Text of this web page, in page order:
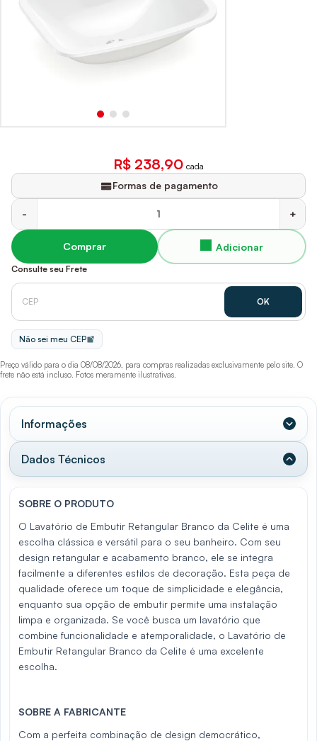
R$ 238,90 cada
Formas de pagamento
- +
Comprar
Consulte seu Frete
Não sei meu CEP
Preço válido para o dia 08/08/2026, para compras realizadas exclusivamente pelo site. O
frete não está incluso. Fotos meramente ilustrativas.
Informações
Dados Técnicos
SOBRE O PRODUTO
O Lavatório de Embutir Retangular Branco da Celite é uma
escolha clássica e versátil para o seu banheiro. Com seu
design retangular e acabamento branco, ele se integra
facilmente a diferentes estilos de decoração. Esta peça de
qualidade oferece um toque de simplicidade e elegância,
enquanto sua opção de embutir permite uma instalação
limpa e organizada. Se você busca um lavatório que
combine funcionalidade e atemporalidade, o Lavatório de
Embutir Retangular Branco da Celite é uma excelente
escolha.
SOBRE A FABRICANTE
Com a perfeita combinação de design democrático,